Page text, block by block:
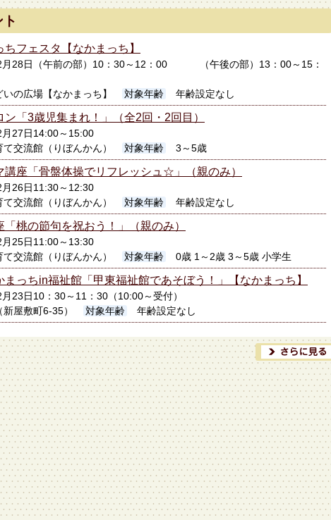
ちフェスタ【なかまっち】
月28日（午前の部）10：30～12：00 （午後の部）13：00～15：
の広場【なかまっち】 対象年齢 年齢設定なし
ン「3歳児集まれ！」（全2回・2回目）
月27日14:00～15:00
交流館（りぼんかん） 対象年齢 3～5歳
講座「骨盤体操でリフレッシュ☆」（親のみ）
月26日11:30～12:30
交流館（りぼんかん） 対象年齢 年齢設定なし
「桃の節句を祝おう！」（親のみ）
月25日11:00～13:30
交流館（りぼんかん） 対象年齢 0歳 1～2歳 3～5歳 小学生
まっちin福祉館「甲東福祉館であそぼう！」【なかまっち】
23日10：30～11：30（10:00～受付）
屋敷町6-35） 対象年齢 年齢設定なし